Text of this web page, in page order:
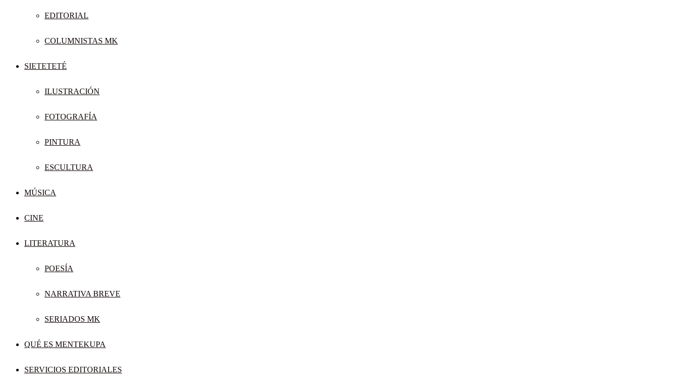
EDITORIAL
COLUMNISTAS MK
SIETETETÉ
ILUSTRACIÓN
FOTOGRAFÍA
PINTURA
ESCULTURA
MÚSICA
CINE
LITERATURA
POESÍA
NARRATIVA BREVE
SERIADOS MK
QUÉ ES MENTEKUPA
SERVICIOS EDITORIALES